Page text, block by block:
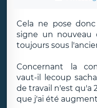
Cela ne pose
signe un nouveau
toujours sous
Concernant la
vaut-il lecoup
de travail n'est qu'a
que j'ai été